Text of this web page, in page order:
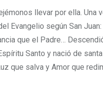
llevar por ella. Una
Evangelio según San
que el Padre…
Santo y nació de
que salva y Amor que